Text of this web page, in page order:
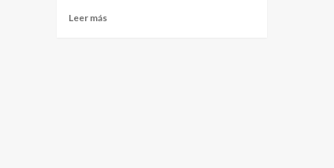
Leer más